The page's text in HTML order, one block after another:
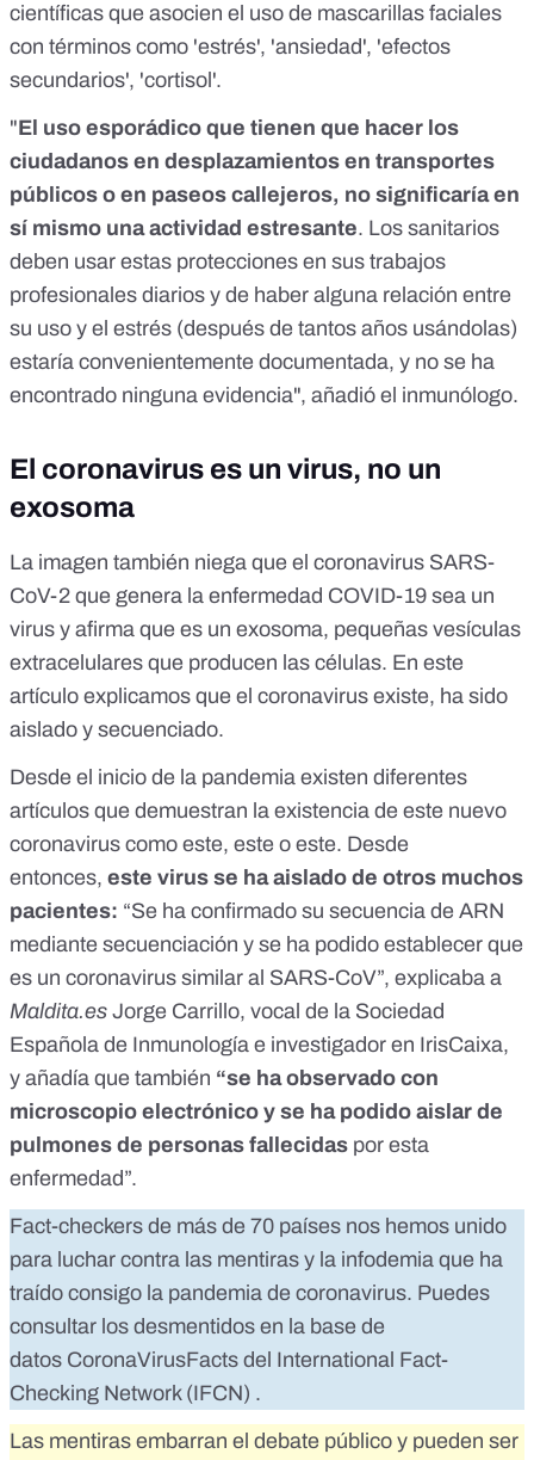
científicas que asocien el uso de mascarillas faciales
con términos como 'estrés', 'ansiedad', 'efectos
secundarios', 'cortisol'.
"El uso esporádico que tienen que hacer los
ciudadanos en desplazamientos en transportes
públicos o en paseos callejeros, no significaría en
sí mismo una actividad estresante. Los sanitarios
deben usar estas protecciones en sus trabajos
profesionales diarios y de haber alguna relación entre
su uso y el estrés (después de tantos años usándolas)
estaría convenientemente documentada, y no se ha
encontrado ninguna evidencia", añadió el inmunólogo.
El coronavirus es un virus, no un
exosoma
La imagen también niega que el coronavirus SARS-
CoV-2 que genera la enfermedad COVID-19 sea un
virus y afirma que es un exosoma, pequeñas vesículas
extracelulares que producen las células. En este
artículo explicamos que el coronavirus existe, ha sido
aislado y secuenciado.
Desde el inicio de la pandemia existen diferentes
artículos que demuestran la existencia de este nuevo
coronavirus como este, este o este. Desde
entonces, este virus se ha aislado de otros muchos
pacientes: “Se ha confirmado su secuencia de ARN
mediante secuenciación y se ha podido establecer que
es un coronavirus similar al SARS-CoV”, explicaba a
Maldita.es Jorge Carrillo, vocal de la Sociedad
Española de Inmunología e investigador en IrisCaixa,
y añadía que también “se ha observado con
microscopio electrónico y se ha podido aislar de
pulmones de personas fallecidas por esta
enfermedad”.
Fact-checkers de más de 70 países nos hemos unido
para luchar contra las mentiras y la infodemia que ha
traído consigo la pandemia de coronavirus. Puedes
consultar los desmentidos en la base de
datos CoronaVirusFacts del International Fact-
Checking Network (IFCN) .
Las mentiras embarran el debate público y pueden ser